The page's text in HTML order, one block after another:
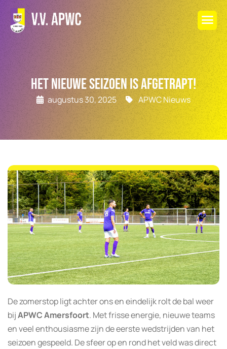
Het nieuwe seizoen is afgetrapt!
augustus 30, 2025 APWC Nieuws
De zomerstop ligt achter ons en eindelijk rolt de bal weer
bijAPWC Amersfoort. Met frisse energie, nieuwe teams
en veel enthousiasme zijn de eerste wedstrijden van het
seizoen gespeeld. De sfeer op en rond het veld was direct